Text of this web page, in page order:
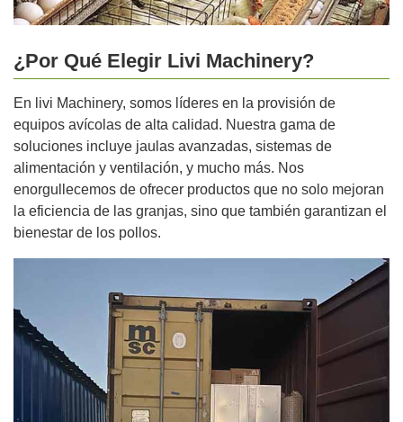
¿Por Qué Elegir Livi Machinery?
En livi Machinery, somos líderes en la provisión de
equipos avícolas de alta calidad. Nuestra gama de
soluciones incluye jaulas avanzadas, sistemas de
alimentación y ventilación, y mucho más. Nos
enorgullecemos de ofrecer productos que no solo mejoran
la eficiencia de las granjas, sino que también garantizan el
bienestar de los pollos.